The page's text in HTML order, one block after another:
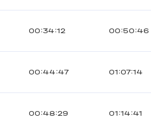
00:34:12 00:50:46
00:44:47 01:07:14
00:48:29 01:14:41